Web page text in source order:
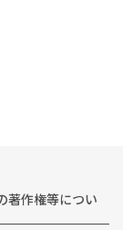
著作権等につい